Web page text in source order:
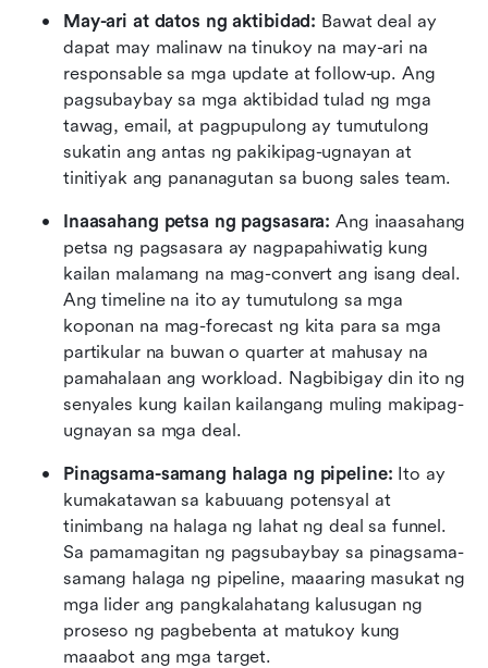
May-ari at datos ng aktibidad: Bawat deal ay
dapat may malinaw na tinukoy na may-ari na
responsable sa mga update at follow-up. Ang
pagsubaybay sa mga aktibidad tulad ng mga
tawag, email, at pagpupulong ay tumutulong
sukatin ang antas ng pakikipag-ugnayan at
tinitiyak ang pananagutan sa buong sales team.
Inaasahang petsa ng pagsasara: Ang inaasahang
petsa ng pagsasara ay nagpapahiwatig kung
kailan malamang na mag-convert ang isang deal.
Ang timeline na ito ay tumutulong sa mga
koponan na mag-forecast ng kita para sa mga
partikular na buwan o quarter at mahusay na
pamahalaan ang workload. Nagbibigay din ito ng
senyales kung kailan kailangang muling makipag-
ugnayan sa mga deal.
Pinagsama-samang halaga ng pipeline: Ito ay
kumakatawan sa kabuuang potensyal at
tinimbang na halaga ng lahat ng deal sa funnel.
Sa pamamagitan ng pagsubaybay sa pinagsama-
samang halaga ng pipeline, maaaring masukat ng
mga lider ang pangkalahatang kalusugan ng
proseso ng pagbebenta at matukoy kung
maaabot ang mga target.